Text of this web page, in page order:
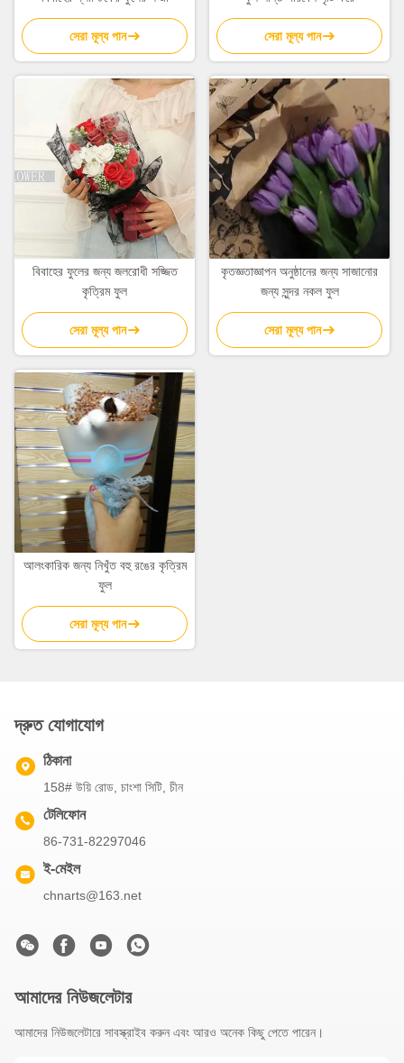
সেরা মূল্য পান সেরা মূল্য পান
বিবাহের ফুলের জন্য জলরোধী সজ্জিত
কৃত্রিম ফুল
সেরা মূল্য পান
কৃতজ্ঞতাজ্ঞাপন অনুষ্ঠানের জন্য সাজানোর
জন্য সুন্দর নকল ফুল
সেরা মূল্য পান
আলংকারিক জন্য নিখুঁত বহু রঙের কৃত্রিম
ফুল
সেরা মূল্য পান
দ্রুত যোগাযোগ
ঠিকানা
158# উয়ি রোড, চাংশা সিটি, চীন
টেলিফোন
86-731-82297046
ই-মেইল
chnarts@163.net
আমাদের নিউজলেটার
আমাদের নিউজলেটারে সাবস্ক্রাইব করুন এবং আরও অনেক কিছু পেতে পারেন।